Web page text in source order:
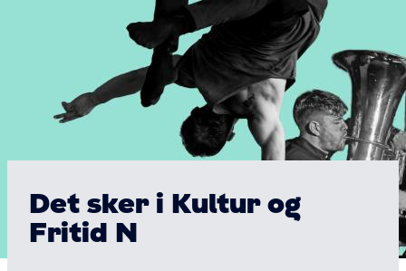
Kultur
og
Fritid
N
Det sker i Kultur og
Fritid N